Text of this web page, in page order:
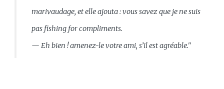
marivaudage, et elle ajouta : vous savez que je ne suis
pas fishing for compliments.
— Eh bien ! amenez-le votre ami, s’il est agréable."